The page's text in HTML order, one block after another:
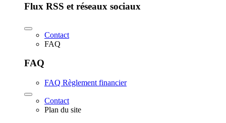
Flux RSS et réseaux sociaux
Contact
FAQ
FAQ
FAQ Règlement financier
Contact
Plan du site